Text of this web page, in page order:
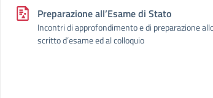
Preparazione all’Esame di Stato
Incontri di approfondimento e di preparazione
scritto d’esame ed al colloquio